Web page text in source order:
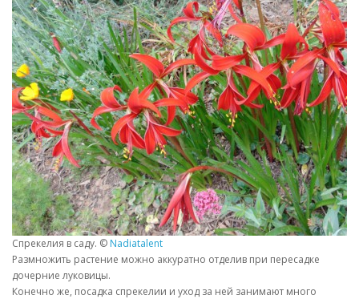
Спрекелия в саду. © Nadiatalent
Размножить растение можно аккуратно отделив при пересадке
дочерние луковицы.
Конечно же, посадка спрекелии и уход за ней занимают много